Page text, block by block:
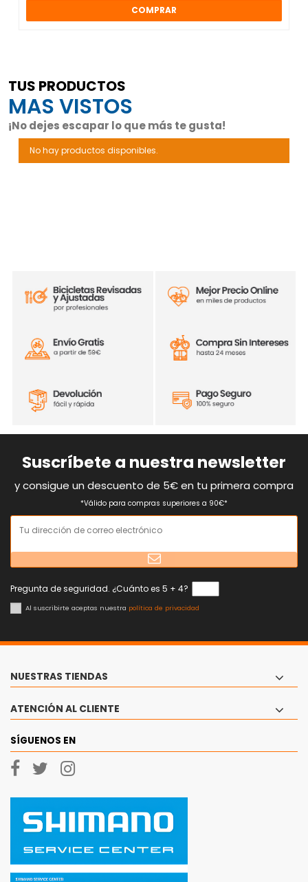
COMPRAR
TUS PRODUCTOS
MAS VISTOS
¡No dejes escapar lo que más te gusta!
No hay productos disponibles.
Suscríbete a nuestra newsletter
y consigue un descuento de 5€ en tu primera compra
*Válido para compras superiores a 90€*
Pregunta de seguridad. ¿Cuánto es 5 + 4?
Al suscribirte aceptas nuestra política de privacidad
NUESTRAS TIENDAS
ATENCIÓN AL CLIENTE
SÍGUENOS EN